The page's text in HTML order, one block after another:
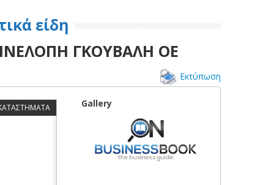
είδη
ΓΚΟΥΒΑΛΗ ΟΕ
Εκτύπωση
Gallery